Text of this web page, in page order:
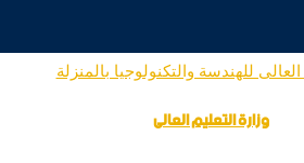
وزارة التعليم العالى